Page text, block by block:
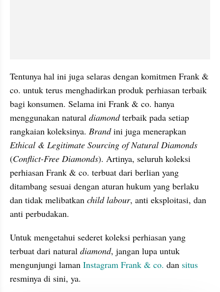
Tentunya hal ini juga selaras dengan komitmen Frank &
co. untuk terus menghadirkan produk perhiasan terbaik
bagi konsumen. Selama ini Frank & co. hanya
menggunakan natural diamond terbaik pada setiap
rangkaian koleksinya. Brand
Ethical & Legitimate Sourcing of Natural Diamonds
(Conflict-Free Diamonds). Artinya, seluruh koleksi
perhiasan Frank & co. terbuat dari berlian yang
ditambang sesuai dengan aturan hukum yang berlaku
dan tidak melibatkan child labour, anti eksploitasi, dan
anti perbudakan.
Untuk mengetahui sederet koleksi perhiasan yang
terbuat dari natural diamond, jangan lupa untuk
mengunjungi laman Instagram Frank & co. dan situs
resminya di sini, ya.